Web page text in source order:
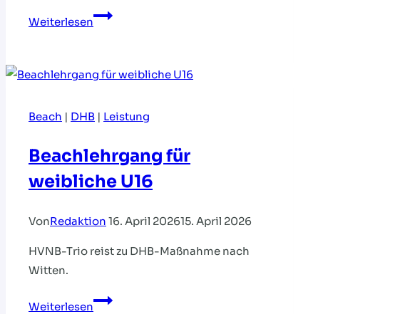
Weiterlesen
Hessen
im
des
Cups
Beach | DHB | Leistung
Beachlehrgang für
weibliche U16
VonRedaktion 16. April 202615. April 2026
HVNB-Trio reist zu DHB-Maßnahme nach
Witten.
Weiterlesen
Beachlehrgang